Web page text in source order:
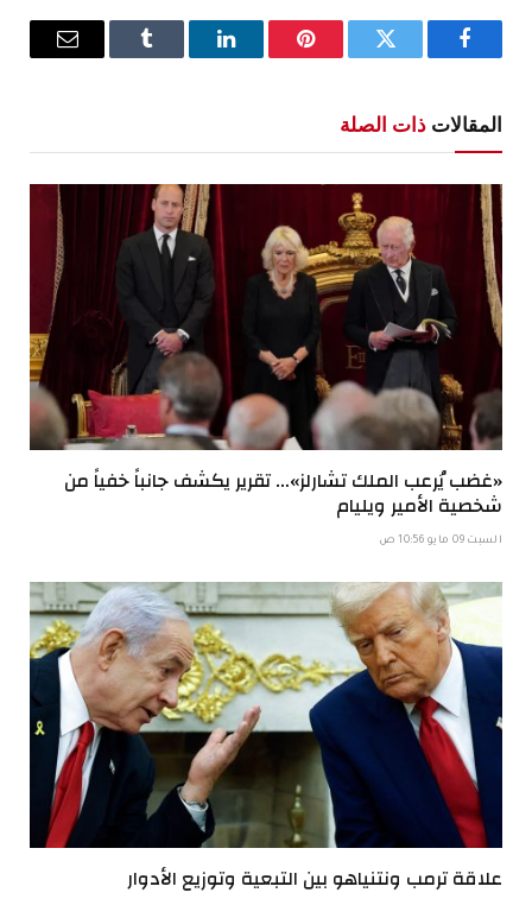
فيسبوك تويتر بينتيريستلينكدإن Tumblr
البريد
المقالات ذات الصلة
«غضب يُرعب الملك تشارلز»… تقرير يكشف جانباً خفياً من
شخصية الأمير ويليام
السبت 09 مايو 10:56 ص
علاقة ترمب ونتنياهو بين التبعية وتوزيع الأدوار